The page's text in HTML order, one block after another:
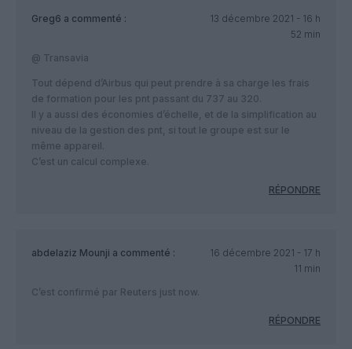
Greg6 a commenté :
13 décembre 2021 - 16 h
52 min
@ Transavia
Tout dépend d’Airbus qui peut prendre à sa charge les frais
de formation pour les pnt passant du 737 au 320.
Il y a aussi des économies d’échelle, et de la simplification au
niveau de la gestion des pnt, si tout le groupe est sur le
même appareil.
C’est un calcul complexe.
RÉPONDRE
abdelaziz Mounji a commenté :
16 décembre 2021 - 17 h
11 min
C’est confirmé par Reuters just now.
RÉPONDRE